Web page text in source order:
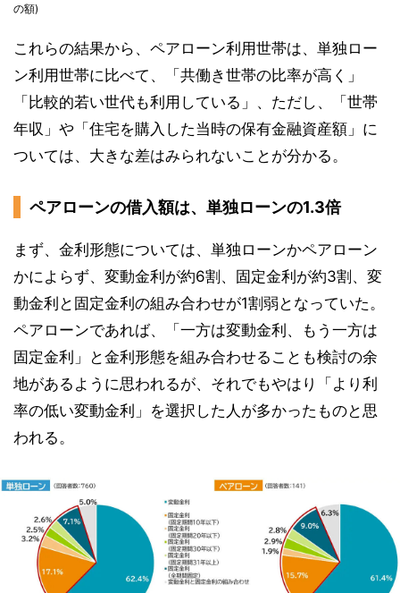
の額)
これらの結果から、ペアローン利用世帯は、単独ロー
ン利用世帯に比べて、「共働き世帯の比率が高く」
「比較的若い世代も利用している」、ただし、「世帯
年収」や「住宅を購入した当時の保有金融資産額」に
ついては、大きな差はみられないことが分かる。
ペアローンの借入額は、単独ローンの1.3倍
まず、金利形態については、単独ローンかペアローン
かによらず、変動金利が約6割、固定金利が約3割、変
動金利と固定金利の組み合わせが1割弱となっていた。
ペアローンであれば、「一方は変動金利、もう一方は
固定金利」と金利形態を組み合わせることも検討の余
地があるように思われるが、それでもやはり「より利
率の低い変動金利」を選択した人が多かったものと思
われる。